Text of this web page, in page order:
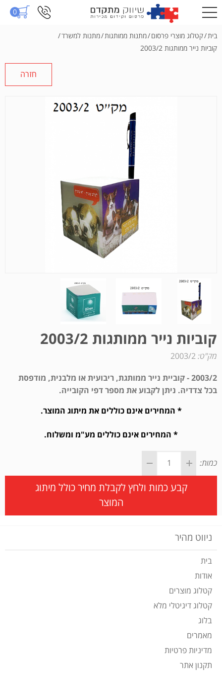
0
בית/קטלוג מוצרי פרסום/מתנות ממותגות/מתנות למשרד/
קוביות נייר ממותגות 2003/2
חזרה
קוביות נייר ממותגות 2003/2
מק"ט: 2003/2
2003/2 - קוביית נייר ממותגת, ריבועית או מלבנית, מודפסת
בכל צדדיה. ניתן לקבוע את מספר דפי הקובייה.
* המחירים אינם כוללים את מיתוג המוצר.
* המחירים אינם כוללים מע"מ ומשלוח.
כמות:
קבע כמות ולחץ לקבלת מחיר כולל מיתוג
המוצר
ניווט מהיר
בית
אודות
קטלוג מוצרים
קטלוג דיגיטלי מלא
בלוג
מאמרים
מדיניות פרטיות
תקנון אתר